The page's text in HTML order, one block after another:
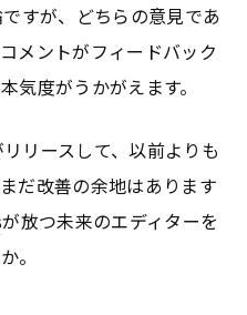
すが、どちらの意見であ
メントがフィードバック
気度がうかがえます。
リースして、以前よりも
だ改善の余地はあります
が放つ未来のエディターを
。